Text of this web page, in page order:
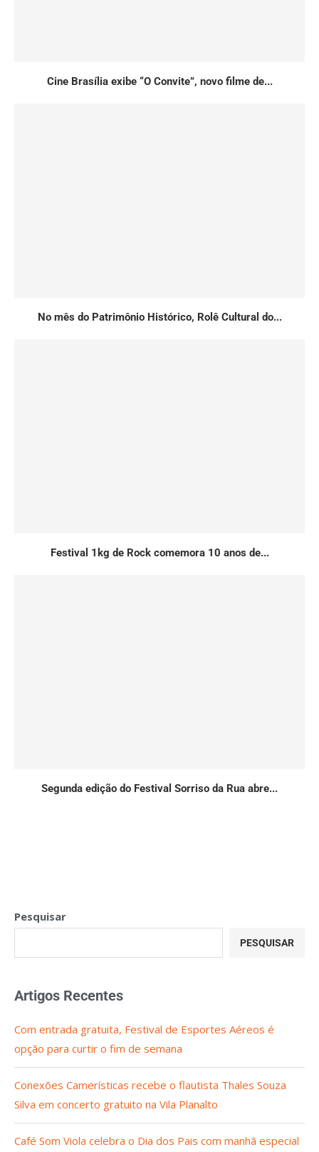
Cine Brasília exibe “O Convite”, novo filme de...
No mês do Patrimônio Histórico, Rolê Cultural do...
Festival 1kg de Rock comemora 10 anos de...
Segunda edição do Festival Sorriso da Rua abre...
Pesquisar
PESQUISAR
Artigos Recentes
Com entrada gratuita, Festival de Esportes Aéreos é
opção para curtir o fim de semana
Conexões Camerísticas recebe o flautista Thales Souza
Silva em concerto gratuito na Vila Planalto
Café Som Viola celebra o Dia dos Pais com manhã especial